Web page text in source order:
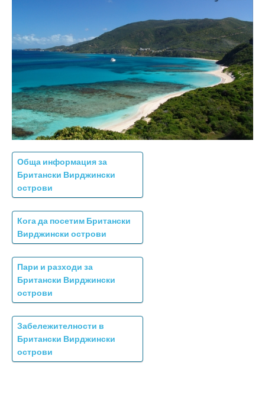
Обща информация за
Британски Вирджински
острови
Кога да посетим Британски
Вирджински острови
Пари и разходи за
Британски Вирджински
острови
Забележителности в
Британски Вирджински
острови